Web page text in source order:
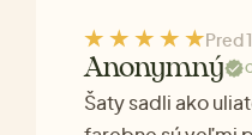
Pred
Anonymný
Šaty sadli ako